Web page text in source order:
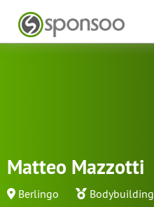
Matteo Mazzotti
Berlingo Bodybuilding